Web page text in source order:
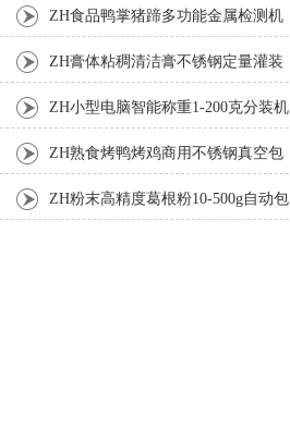
ZH食品鸭掌猪蹄多功能金属检测机
ZH膏体粘稠清洁膏不锈钢定量灌装
机厂家 ZH小型电脑智能称重1-200克分装机
ZH熟食烤鸭烤鸡商用不锈钢真空包
装机 ZH粉末高精度葛根粉10-500g自动包